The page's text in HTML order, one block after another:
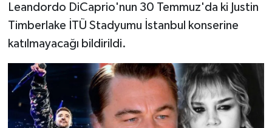
Leandordo DiCaprio'nun 30 Temmuz'da ki Justin
Timberlake İTÜ Stadyumu İstanbul konserine
katılmayacağı bildirildi.